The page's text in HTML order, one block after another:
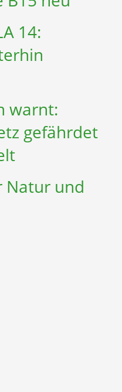
14:
warnt:
gefährdet
Natur und